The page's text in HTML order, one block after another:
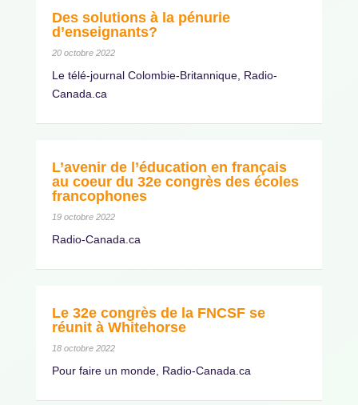
Des solutions à la pénurie
d’enseignants?
20 octobre 2022
Le télé-journal Colombie-Britannique, Radio-
Canada.ca
L’avenir de l’éducation en français
au coeur du 32e congrès des écoles
francophones
19 octobre 2022
Radio-Canada.ca
Le 32e congrès de la FNCSF se
réunit à Whitehorse
18 octobre 2022
Pour faire un monde, Radio-Canada.ca